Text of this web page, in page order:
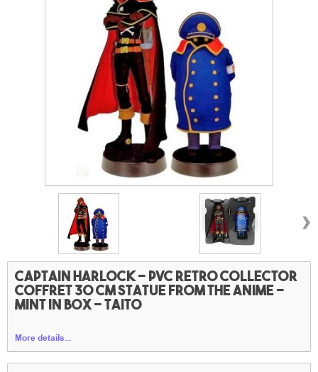
›
Captain Harlock - PVC retro collector
coffret 30 cm statue from the anime -
Mint in box - Taito
More details...